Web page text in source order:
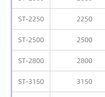
ST-2250 2250
ST-2500 2500
ST-2800 2800
ST-3150 3150